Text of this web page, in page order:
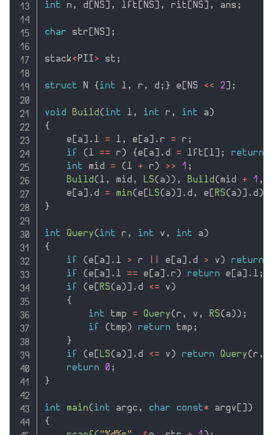
int n , d [NS] , lft [NS] , rit [NS] , ans ;
char str [NS] ;
stack<PII> st ;
struct N {int l , r , d ; } e [NS << 2] ;
void Build(int l , int r , int a)
{
    e
[a] . l = l , e [a] . r = r ;
if
(l == r) {e [a] . d = lft [l] ; return
int mid = (l + r) >> 1 ;
Build(l , mid , LS(a)) , Build(mid + 1 ,
    e
[a] . d = min(e [LS(a)] . d , e [RS(a)] . d)
}
int Query(int r , int v , int a)
{
if
(e [a] . l > r || e [a] . d > v) return
if
(e [a] . l == e [a] . r) return e [a] . l ;
if
(e [RS(a)] . d <= v)
{
int tmp = Query(r , v , RS(a)) ;
if
(tmp) return tmp ;
}
if
(e [LS(a)] . d <= v) return Query(r ,
return
0 ;
}
int main(int argc , char const* argv [] )
{